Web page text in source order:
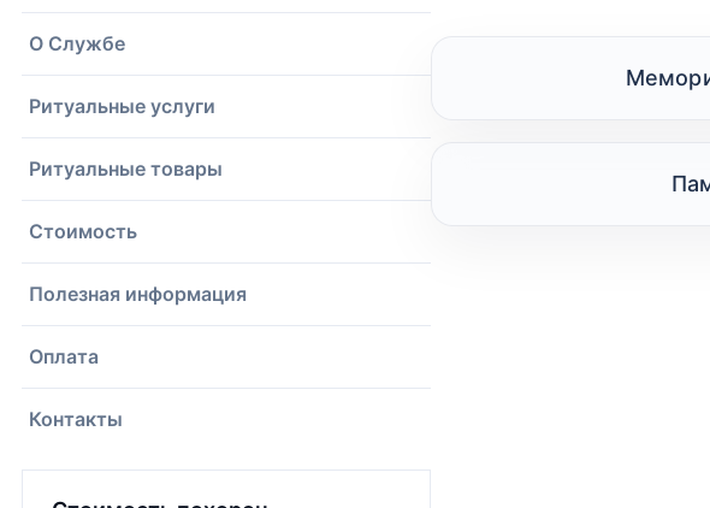
О Службе
Ритуальные услуги
Ритуальные товары
Стоимость
Полезная информация
Оплата
Контакты